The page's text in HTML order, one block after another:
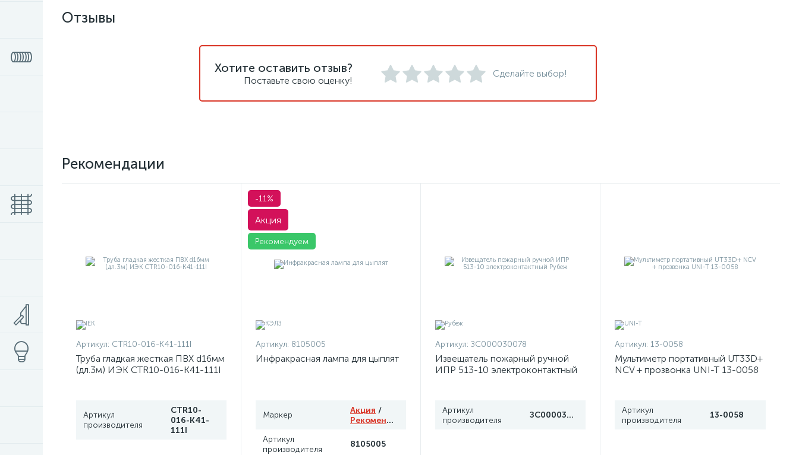
Отзывы
Хотите оставить отзыв?
Поставьте свою оценку!
Сделайте выбор!
Рекомендации
Артикул: CTR10-016-K41-111I
Труба гладкая жесткая ПВХ d16мм
(дл.3м) ИЭК CTR10-016-K41-111I
Артикул
производителя
CTR10-
016-K41-
111I
-11%
Акция
Рекомендуем
Артикул: 8105005
Инфракрасная лампа для цыплят
Маркер Акция /
Рекомендуем
Артикул
производителя
8105005
Артикул: ЗС000030078
Извещатель пожарный ручной
ИПР 513-10 электроконтактный
Артикул
производителя
ЗС000030078
Артикул: 13-0058
Мультиметр портативный UT33D+
NCV + прозвонка UNI-T 13-0058
Артикул
производителя
13-0058